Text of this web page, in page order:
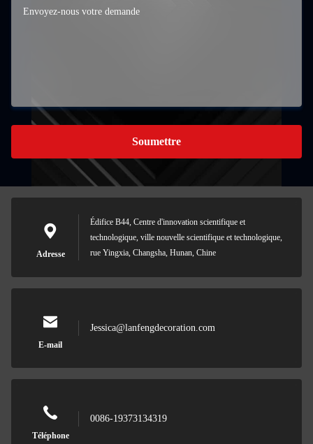
Soumettre
Adresse
Édifice B44, Centre d'innovation scientifique et
technologique, ville nouvelle scientifique et technologique,
rue Yingxia, Changsha, Hunan, Chine
E-mail
Jessica@lanfengdecoration.com
Téléphone
0086-19373134319